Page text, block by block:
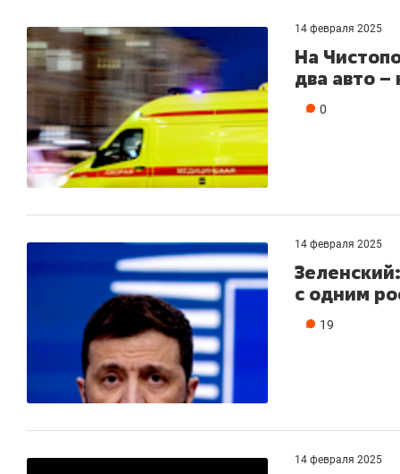
14 февраля 2025
На
два авто
0
14 февраля 2025
с одним
19
14 февраля 2025